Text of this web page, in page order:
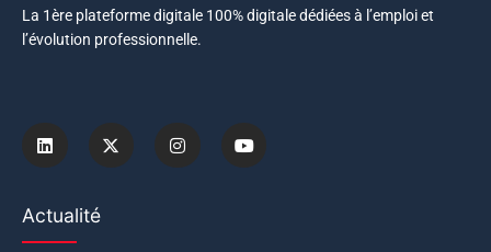
La 1ère plateforme digitale 100% digitale dédiées à l’emploi et
l’évolution professionnelle.
Actualité